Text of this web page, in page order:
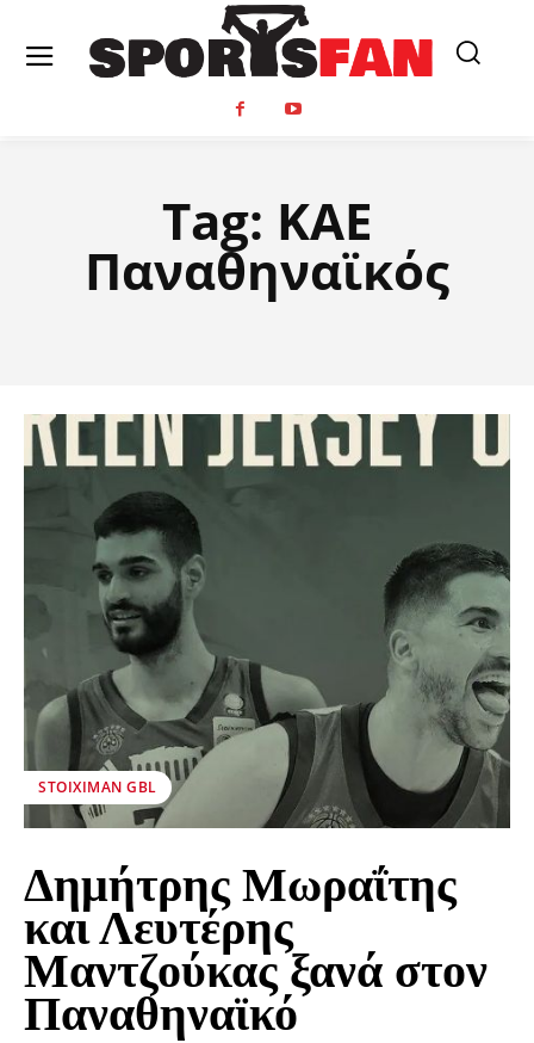
Tag: ΚΑΕ
Παναθηναϊκός
STOIXIMAN GBL
Δημήτρης Μωραΐτης
και Λευτέρης
Μαντζούκας ξανά στον
Παναθηναϊκό